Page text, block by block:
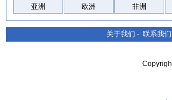
亚洲
欧洲 非洲
关于我们 - 联系我们